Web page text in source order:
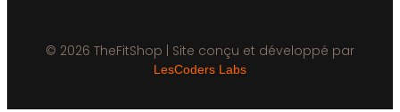
© 2026 TheFitShop | Site conçu et développé par
LesCoders Labs